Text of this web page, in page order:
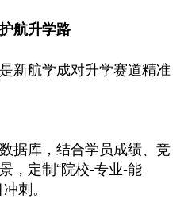
航升学路
航学成对升学赛道精准
库，结合学员成绩、竞
，定制“院校-专业-能
刺。